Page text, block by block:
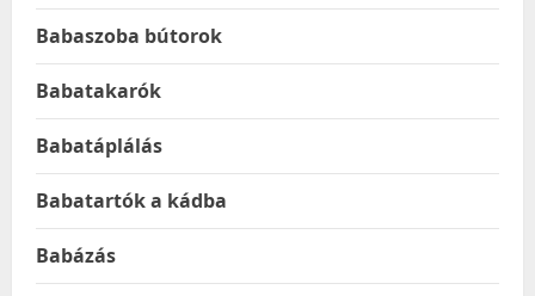
Babaszoba bútorok
Babatakarók
Babatáplálás
Babatartók a kádba
Babázás